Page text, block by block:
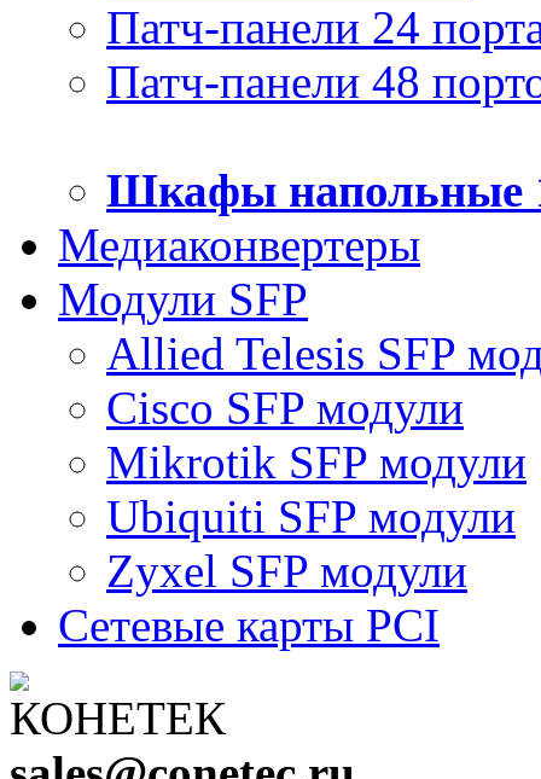
Патч-панели 24
Патч-панели 48
Шкафы напольные
Медиаконвертеры
Модули SFP
Allied Telesis SFP
Cisco SFP модули
Mikrotik SFP модули
Ubiquiti SFP модули
Zyxel SFP модули
Сетевые карты PCI